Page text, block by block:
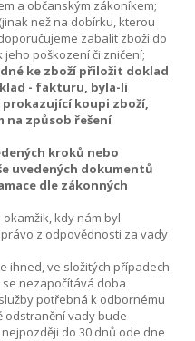
a občanským zákoníkem;
než na dobírku, kterou
zabalit zboží do
poškození či zničení;
ke zboží přiložit doklad
- fakturu, byla-li
koupi zboží,
na způsob řešení
kroků nebo
uvedených dokumentů
dle zákonných
kdy nám byl
z odpovědnosti za vady
ihned, ve složitých případech
nezapočítává doba
potřebná k odbornému
odstranění vady bude
do 30 dnů ode dne